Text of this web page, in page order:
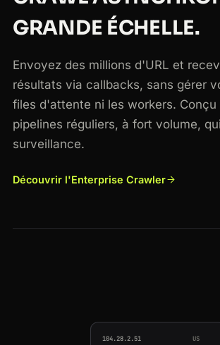
GRANDE ÉCHELLE.
Envoyez des millions d'URL et
résultats via callbacks, sans gérer
files d'attente ni les workers. Conçu
pipelines réguliers, à fort volume,
surveillance.
Découvrir l'Enterprise Crawler
88.99.14.7 DE